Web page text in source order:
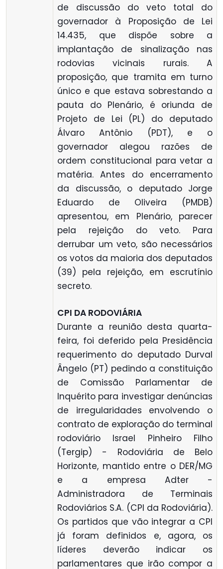
de discussão do veto total do
governador à Proposição de Lei
14.435, que dispõe sobre a
implantação de sinalização nas
rodovias vicinais rurais. A
proposição, que tramita em turno
único e que estava sobrestando a
pauta do Plenário, é oriunda de
Projeto de Lei (PL) do deputado
Álvaro Antônio (PDT), e o
governador alegou razões de
ordem constitucional para vetar a
matéria. Antes do encerramento
da discussão, o deputado Jorge
Eduardo de Oliveira (PMDB)
apresentou, em Plenário, parecer
pela rejeição do veto. Para
derrubar um veto, são necessários
os votos da maioria dos deputados
(39) pela rejeição, em escrutínio
secreto.
CPI DA RODOVIÁRIA
Durante a reunião desta quarta-
feira, foi deferido pela Presidência
requerimento do deputado Durval
Ângelo (PT) pedindo a constituição
de Comissão Parlamentar de
Inquérito para investigar denúncias
de irregularidades envolvendo o
contrato de exploração do terminal
rodoviário Israel Pinheiro Filho
(Tergip) - Rodoviária de Belo
Horizonte, mantido entre o DER/MG
e a empresa Adter -
Administradora de Terminais
Rodoviários S.A. (CPI da Rodoviária).
Os partidos que vão integrar a CPI
já foram definidos e, agora, os
líderes deverão indicar os
parlamentares que irão compor a